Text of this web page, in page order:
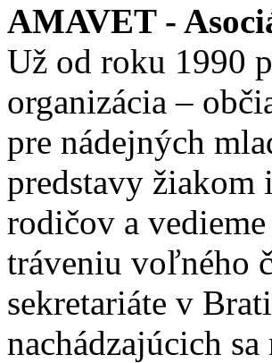
AMAVET -
Už od roku 1990
organizácia –
pre nádejných
predstavy žiakom
rodičov a
tráveniu voľného
sekretariáte v
nachádzajúcich